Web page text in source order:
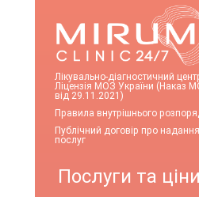
Лікувально-діагностичний
Ліцензія МОЗ України (Наказ
від 29.11.2021)
Правила внутрішнього
Публічний договір про
послуг
Послуги та ціни